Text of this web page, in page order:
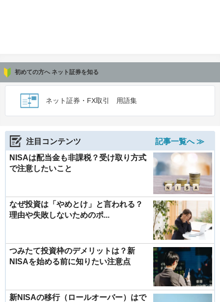
初めての方へ ネット証券を知る
ネット証券・FX取引 用語集
注目コンテンツ
記事一覧へ ≫
NISAは配当金も非課税？受け取り方式
で注意したいこと
なぜ投資は「やめとけ」と言われる？
理由や失敗しないためのポ...
つみたて投資枠のデメリットは？新
NISAを始める前に知りたい注意点
新NISAの移行（ロールオーバー）はで